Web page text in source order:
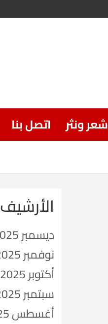
شعر ونثر
اتصل بنا
الأرشيف
ديسمبر 2025
نوفمبر 2025
أكتوبر 2025
سبتمبر 2025
أغسطس 2025